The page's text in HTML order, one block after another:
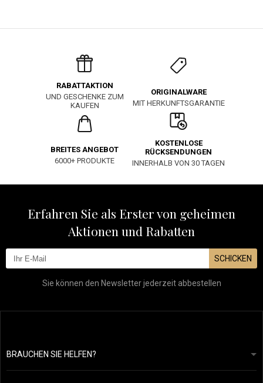
RABATTAKTION
UND GESCHENKE ZUM
KAUFEN
ORIGINALWARE
MIT HERKUNFTSGARANTIE
BREITES ANGEBOT
6000+ PRODUKTE
KOSTENLOSE
RÜCKSENDUNGEN
INNERHALB VON 30 TAGEN
Erfahren Sie als Erster von geheimen
Aktionen und Rabatten
SCHICKEN
Sie können den Newsletter jederzeit abbestellen
BRAUCHEN SIE HELFEN?
info@mapeja.de
Wir werden innerhalb von 24 Stunden antworten.
Allgemeine geschäftsbedingungen